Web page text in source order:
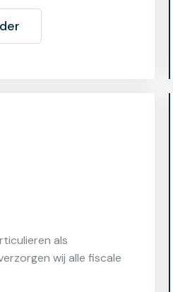
als
wij alle fiscale